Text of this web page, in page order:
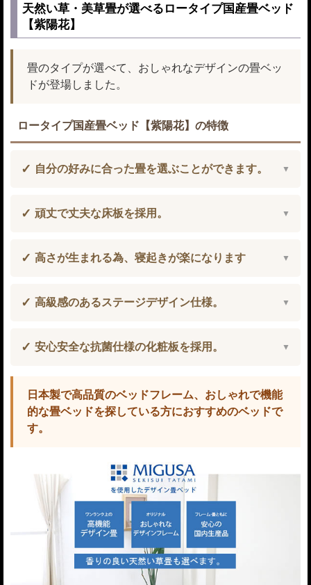
天然い草・美草畳が選べるロータイプ国産畳ベッド
【紫陽花】
畳のタイプが選べて、おしゃれなデザインの畳ベッ
ドが登場しました。
ロータイプ国産畳ベッド【紫陽花】の特徴
自分の好みに合った畳を選ぶことができます。
頑丈で丈夫な床板を採用。
高さが生まれる為、寝起きが楽になります
高級感のあるステージデザイン仕様。
安心安全な抗菌仕様の化粧板を採用。
日本製で高品質のベッドフレーム、おしゃれで機能
的な畳ベッドを探している方におすすめのベッドで
す。